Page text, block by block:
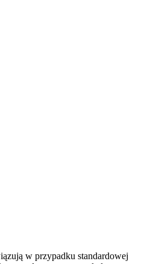
w przypadku standardowej